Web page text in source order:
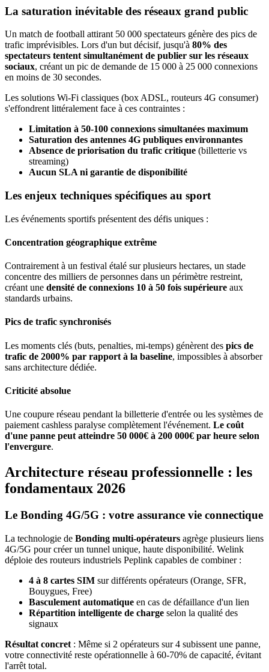
La saturation inévitable des réseaux grand public
Un match de football attirant 50 000 spectateurs génère des pics de
trafic imprévisibles. Lors d'un but décisif, jusqu'à 80% des
spectateurs tentent simultanément de publier sur les réseaux
sociaux, créant un pic de demande de 15 000 à 25 000 connexions
en moins de 30 secondes.
Les solutions Wi-Fi classiques (box ADSL, routeurs 4G consumer)
s'effondrent littéralement face à ces contraintes :
Limitation à 50-100 connexions simultanées maximum
Saturation des antennes 4G publiques environnantes
Absence de priorisation du trafic critique (billetterie vs
streaming)
Aucun SLA ni garantie de disponibilité
Les enjeux techniques spécifiques au sport
Les événements sportifs présentent des défis uniques :
Concentration géographique extrême
Contrairement à un festival étalé sur plusieurs hectares, un stade
concentre des milliers de personnes dans un périmètre restreint,
créant une densité de connexions 10 à 50 fois supérieure aux
standards urbains.
Pics de trafic synchronisés
Les moments clés (buts, penalties, mi-temps) génèrent des pics de
trafic de 2000% par rapport à la baseline, impossibles à absorber
sans architecture dédiée.
Criticité absolue
Une coupure réseau pendant la billetterie d'entrée ou les systèmes de
paiement cashless paralyse complètement l'événement. Le coût
d'une panne peut atteindre 50 000€ à 200 000€ par heure selon
l'envergure.
Architecture réseau professionnelle : les
fondamentaux 2026
Le Bonding 4G/5G : votre assurance vie connectique
La technologie de Bonding multi-opérateurs agrège plusieurs liens
4G/5G pour créer un tunnel unique, haute disponibilité. Welink
déploie des routeurs industriels Peplink capables de combiner :
4 à 8 cartes SIM sur différents opérateurs (Orange, SFR,
Bouygues, Free)
Basculement automatique en cas de défaillance d'un lien
Répartition intelligente de charge selon la qualité des
signaux
Résultat concret : Même si 2 opérateurs sur 4 subissent une panne,
votre connectivité reste opérationnelle à 60-70% de capacité, évitant
l'arrêt total.